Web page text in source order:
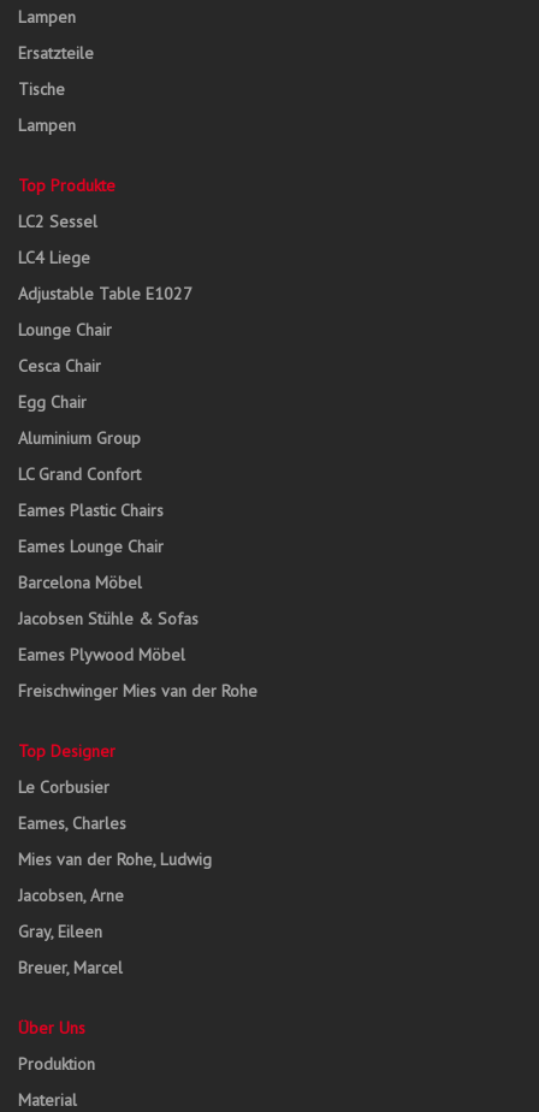
Lampen
Ersatzteile
Tische
Lampen
Top Produkte
LC2 Sessel
LC4 Liege
Adjustable Table E1027
Lounge Chair
Cesca Chair
Egg Chair
Aluminium Group
LC Grand Confort
Eames Plastic Chairs
Eames Lounge Chair
Barcelona Möbel
Jacobsen Stühle & Sofas
Eames Plywood Möbel
Freischwinger Mies van der Rohe
Top Designer
Le Corbusier
Eames, Charles
Mies van der Rohe, Ludwig
Jacobsen, Arne
Gray, Eileen
Breuer, Marcel
Über Uns
Produktion
Material